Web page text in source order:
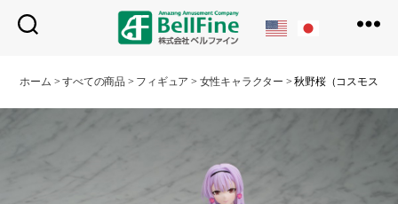
フ
イ
ホーム >すべての商品 > フィギュア > 女性キャラクター >秋野桜（コスモス）